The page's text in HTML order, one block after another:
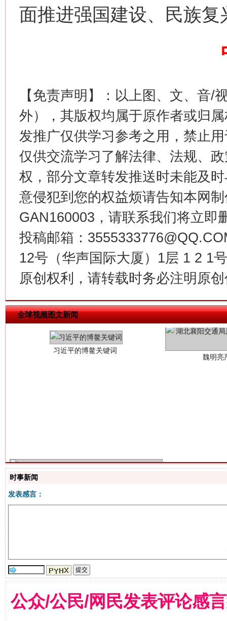
面推进强国建设、民族
【免责声明】：以上图、文、音/
外），其版权均属于原作者或归
发推广仅供学习参考之用，禁止
仅供交流学习了解法律、法规、
权，部分文章转发推送时未能及
意侵犯到您的权益烦请告知本网
GAN160003，请联系我们将立即
投稿邮箱：
12号（华声国际大厦）1层 1 2 1
原创权利，请转载时务必注明原
全球视频图文新闻
这是一记警钟！ 谢
在谋一域中谋全局
今
魏明亮
揭批美国五大"原罪" "炒
时事新闻
发表感言：
公众/公民/网民发表评论感